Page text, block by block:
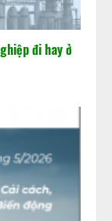
đi hay ở